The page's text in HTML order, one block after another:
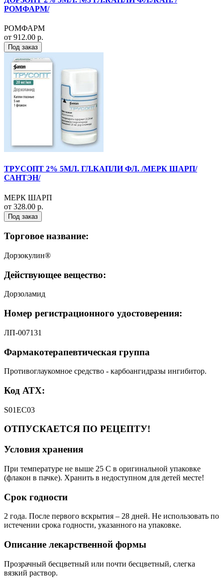
РОМФАРМ/
РОМФАРМ
от 912.00 р.
Под заказ
ТРУСОПТ 2% 5МЛ. ГЛ.КАПЛИ ФЛ. /МЕРК ШАРП/
САНТЭН/
МЕРК ШАРП
от 328.00 р.
Под заказ
Торговое название:
Дорзокулин®
Действующее вещество:
Дорзоламид
Номер регистрационного удостоверения:
ЛП-007131
Фармакотерапевтическая группа
Противоглаукомное средство - карбоангидразы ингибитор.
Код АТХ:
S01EC03
ОТПУСКАЕТСЯ ПО РЕЦЕПТУ!
Условия хранения
При температуре не выше 25 С в оригинальной упаковке
(флакон в пачке). Хранить в недоступном для детей месте!
Срок годности
2 года. После первого вскрытия – 28 дней. Не использовать по
истечении срока годности, указанного на упаковке.
Описание лекарственной формы
Прозрачный бесцветный или почти бесцветный, слегка
вязкий раствор.